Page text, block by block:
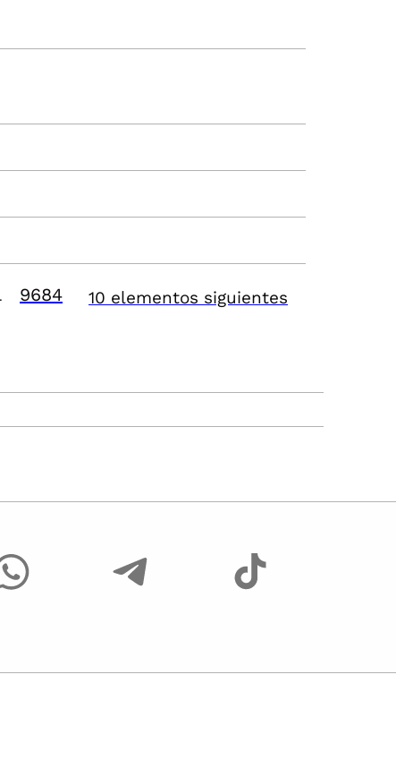
9684 10 elementos siguientes